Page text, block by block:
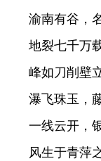
渝南有谷，
地裂七千万
峰如刀削壁
瀑飞珠玉，
一线云开，
风生于青萍